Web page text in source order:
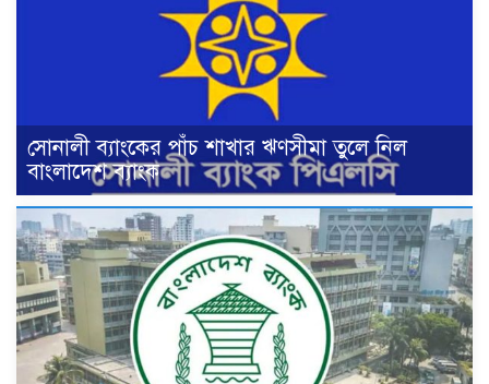
সোনালী ব্যাংকের পাঁচ শাখার ঋণসীমা তুলে নিল
বাংলাদেশ ব্যাংক